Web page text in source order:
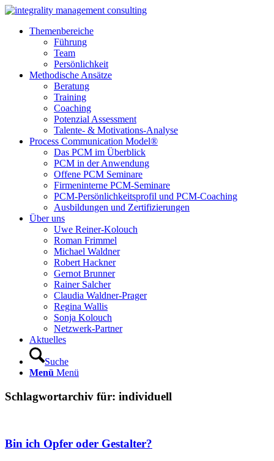
Themenbereiche
Führung
Team
Persönlichkeit
Methodische Ansätze
Beratung
Training
Coaching
Potenzial Assessment
Talente- & Motivations-Analyse
Process Communication Model®
Das PCM im Überblick
PCM in der Anwendung
Offene PCM Seminare
Firmeninterne PCM-Seminare
PCM-Persönlichkeitsprofil und PCM-Coaching
Ausbildungen und Zertifizierungen
Über uns
Uwe Reiner-Kolouch
Roman Frimmel
Michael Waldner
Robert Hackner
Gernot Brunner
Rainer Salcher
Claudia Waldner-Prager
Regina Wallis
Sonja Kolouch
Netzwerk-Partner
Aktuelles
Suche
Menü Menü
Schlagwortarchiv für: individuell
Bin ich Opfer oder Gestalter?